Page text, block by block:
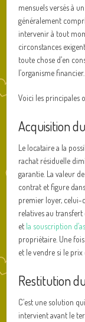
mensuels versés à
généralement
intervenir à tout
circonstances
toute chose d’en
l’organisme
Voici les principales
Acquisition
Le locataire a la
rachat résiduelle
garantie. La valeur
contrat et figure
premier loyer, celui-
relatives au
et la souscription
propriétaire. Une
et le vendre si le prix
Restitution
C’est une solution
intervient avant le